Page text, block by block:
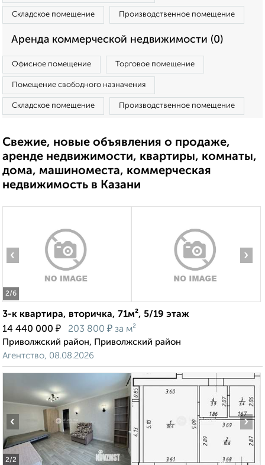
Складское помещение Производственное помещение
Аренда коммерческой недвижимости (0)
Офисное помещение Торговое помещение
Помещение свободного назначения
Складское помещение Производственное помещение
Свежие, новые объявления о продаже,
аренде недвижимости, квартиры, комнаты,
дома, машиноместа, коммерческая
недвижимость в Казани
2/6
‹ ›
3-к квартира, вторичка, 71м², 5/19 этаж
14 440 000 ₽ 203 800 ₽ за м²
Приволжский район, Приволжский район
Агентство, 08.08.2026
2/2
‹ ›